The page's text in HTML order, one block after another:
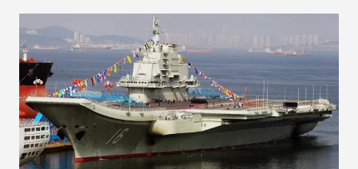
莫汉指出，要让新德里回归现实，必须先校正中印
关系中的四个失衡点：边境的军事失衡问题，印度
与他国（比如美国，日本，越南，巴基斯坦）的关
系，西藏和克什米尔的问题，以及经济关系。为了
解决这些不平衡，新德里必须改变目前对中国所采
取的外交风格。莫汉呼吁，在与李克强的会谈中，
辛格应避开一贯的空话，聚焦于两国之间的重大分